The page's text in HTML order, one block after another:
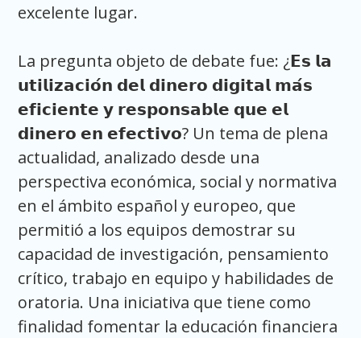
excelente lugar.
La pregunta objeto de debate fue: ¿𝗘𝘀 𝗹𝗮
𝘂𝘁𝗶𝗹𝗶𝘇𝗮𝗰𝗶𝗼́𝗻 𝗱𝗲𝗹 𝗱𝗶𝗻𝗲𝗿𝗼 𝗱𝗶𝗴𝗶𝘁𝗮𝗹 𝗺𝗮́𝘀
𝗲𝗳𝗶𝗰𝗶𝗲𝗻𝘁𝗲 𝘆 𝗿𝗲𝘀𝗽𝗼𝗻𝘀𝗮𝗯𝗹𝗲 𝗾𝘂𝗲 𝗲𝗹
𝗱𝗶𝗻𝗲𝗿𝗼 𝗲𝗻 𝗲𝗳𝗲𝗰𝘁𝗶𝘃𝗼? Un tema de plena
actualidad, analizado desde una
perspectiva económica, social y normativa
en el ámbito español y europeo, que
permitió a los equipos demostrar su
capacidad de investigación, pensamiento
crítico, trabajo en equipo y habilidades de
oratoria. Una iniciativa que tiene como
finalidad fomentar la educación financiera